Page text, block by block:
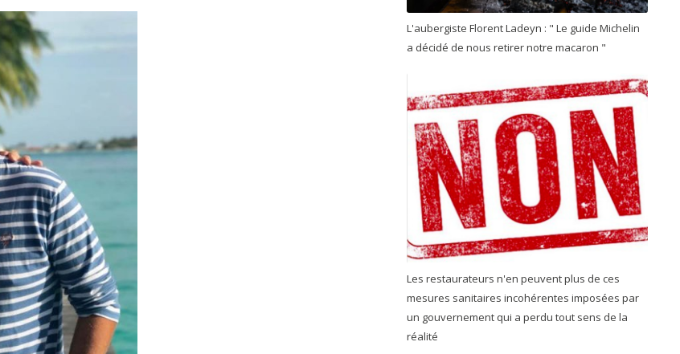
L'aubergiste Florent Ladeyn : " Le guide Michelin
a décidé de nous retirer notre macaron "
Les restaurateurs n'en peuvent plus de ces
mesures sanitaires incohérentes imposées par
un gouvernement qui a perdu tout sens de la
réalité